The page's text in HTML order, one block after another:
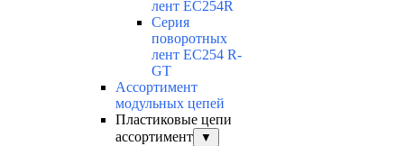
лент EC254R
Серия
поворотных
лент EC254 R-
GT
Ассортимент
модульных цепей
Пластиковые цепи
ассортимент
▼